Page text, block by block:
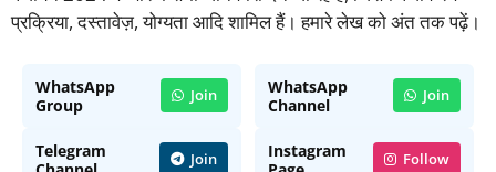
प्रक्रिया, दस्तावेज़, योग्यता आदि शामिल हैं। हमारे लेख को अंत तक पढ़ें।
WhatsApp
Group
Join
WhatsApp
Channel
Join
Telegram
Join
Instagram
Follow